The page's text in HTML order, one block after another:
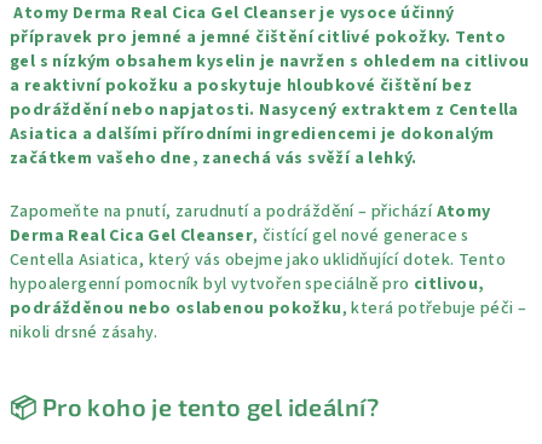
Atomy Derma Real Cica Gel Cleanser je vysoce účinný
přípravek pro jemné a jemné čištění citlivé pokožky. Tento
gel s nízkým obsahem kyselin je navržen s ohledem na citlivou
a reaktivní pokožku a poskytuje hloubkové čištění bez
podráždění nebo napjatosti. Nasycený extraktem z Centella
Asiatica a dalšími přírodními ingrediencemi je dokonalým
začátkem vašeho dne, zanechá vás svěží a lehký.
Zapomeňte na pnutí, zarudnutí a podráždění – přicházíAtomy
Derma Real Cica Gel Cleanser, čistící gel nové generace s
Centella Asiatica, který vás obejme jako uklidňující dotek. Tento
hypoalergenní pomocník byl vytvořen speciálně pro citlivou,
podrážděnou nebo oslabenou pokožku, která potřebuje péči –
nikoli drsné zásahy.
📦 Pro koho je tento gel ideální?